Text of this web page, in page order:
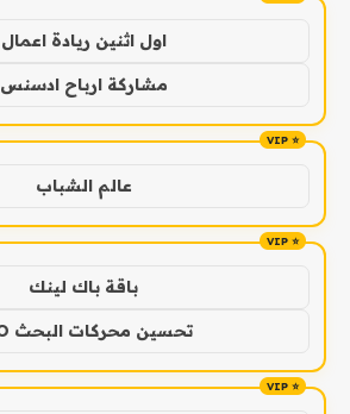
اول اثنين ريادة اعمال
مشاركة ارباح ادسنس
عالم الشباب
باقة باك لينك
تحسين محركات البحث SEO